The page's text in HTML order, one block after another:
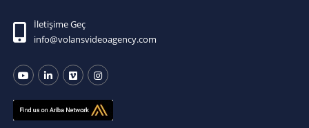
İletişime Geç
info@volansvideoagency.com